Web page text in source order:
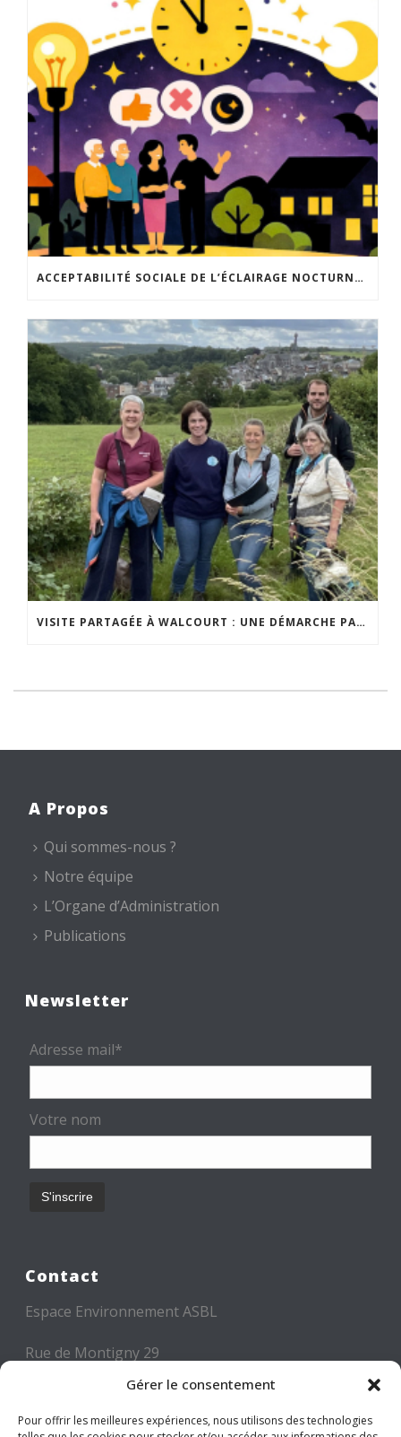
Gérer le consentement
Pour offrir les meilleures expériences, nous utilisons des technologies
ACCEPTABILITÉ SOCIALE DE L’ÉCLAIRAGE NOCTURNE : LE REPLAY EST DISPONIBLE
VISITE PARTAGÉE À WALCOURT : UNE DÉMARCHE PARTICIPATIVE ANIMÉE PAR ESPACE ENVIRONNEMENT
A Propos
Qui sommes-nous ?
Notre équipe
L’Organe d’Administration
Publications
Newsletter
Adresse mail*
Votre nom
Contact
Espace Environnement ASBL
Rue de Montigny 29
6000 CHARLEROI
Tél: +32 71 300 300